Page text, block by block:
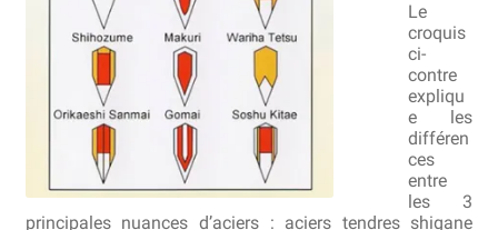
Frais de port
Hall of Fame
Ma sélection
Le
croquis
ci-
contre
expliqu
e les
différen
ces
entre
les 3
principales nuances d’aciers : aciers tendres shigane